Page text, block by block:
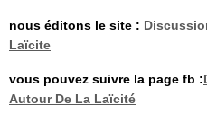
nous éditons le site :
Laïcite
vous pouvez suivre la page fb :
Autour De La Laïcité